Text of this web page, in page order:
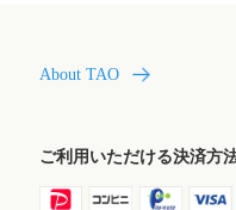
About TAO
ご利用いただける決済方